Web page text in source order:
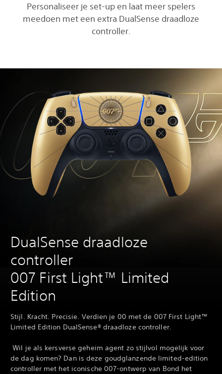
Personaliseer je set-up en laat meer spelers
meedoen met een extra DualSense draadloze
controller.
DualSense draadloze
controller
‎007 First Light™ Limited
Edition
Stijl. Kracht. Precisie. Verdien je 00 met de 007 First Light™
Limited Edition DualSense® draadloze controller.
‎ Wil je als kersverse geheim agent zo stijlvol mogelijk voor
de dag komen? Dan is deze goudglanzende limited-edition
controller met het iconische 007-ontwerp van Bond het